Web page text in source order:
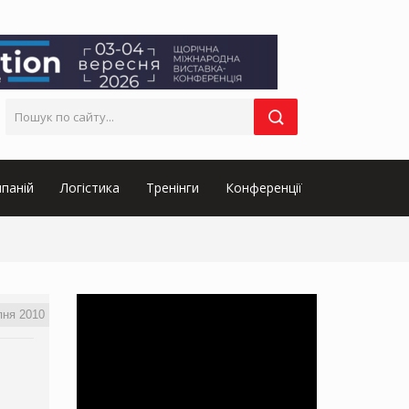
Логістика Тренінги Конференції
2010